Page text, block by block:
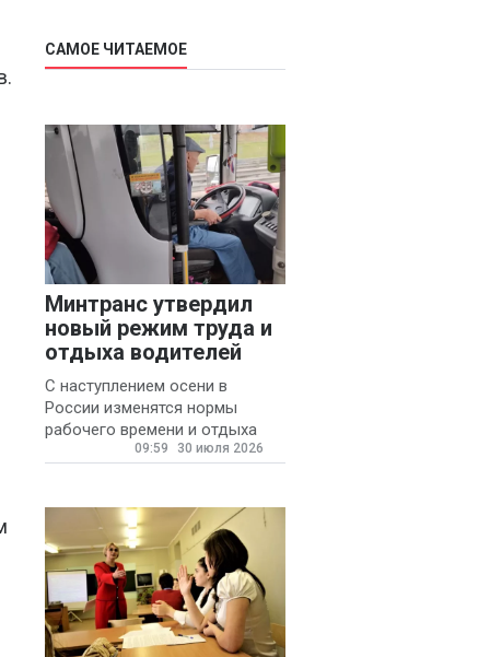
САМОЕ ЧИТАЕМОЕ
Минтранс утвердил
новый режим труда и
отдыха водителей
С наступлением осени в
России изменятся нормы
рабочего времени и отдыха
для автомобилистов.
09:59 30 июля 2026